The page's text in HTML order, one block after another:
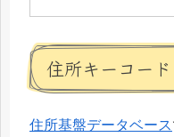
住所キーコー
住所基盤データベース